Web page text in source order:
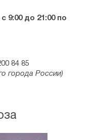
9:00 до 21:00 по
84 85
города России)